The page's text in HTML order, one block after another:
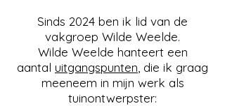
Sinds 2024 ben ik lid van de
vakgroep Wilde Weelde.
Wilde Weelde hanteert een
aantal uitgangspunten , die ik graag
meeneem in mijn werk als
tuinontwerpster: